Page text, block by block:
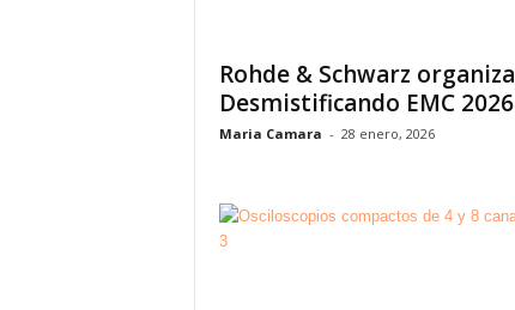
Rohde & Schwarz organiza
Desmistificando EMC 2026
Maria Camara - 28 enero, 2026